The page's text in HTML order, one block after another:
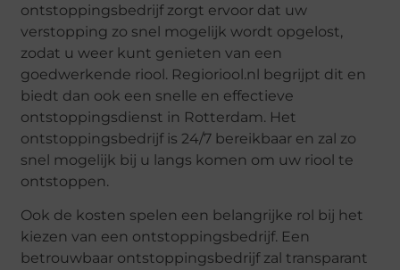
ontstoppingsbedrijf zorgt ervoor dat uw
verstopping zo snel mogelijk wordt opgelost,
zodat u weer kunt genieten van een
goedwerkende riool. Regioriool.nl begrijpt dit en
biedt dan ook een snelle en effectieve
ontstoppingsdienst in Rotterdam. Het
ontstoppingsbedrijf is 24/7 bereikbaar en zal zo
snel mogelijk bij u langs komen om uw riool te
ontstoppen.
Ook de kosten spelen een belangrijke rol bij het
kiezen van een ontstoppingsbedrijf. Een
betrouwbaar ontstoppingsbedrijf zal transparant